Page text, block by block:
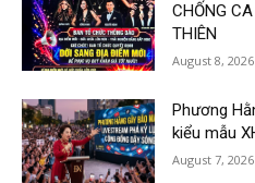
CHỐNG
THIÊN
August 8, 2026
Phương
kiểu mẫu
August 7, 2026